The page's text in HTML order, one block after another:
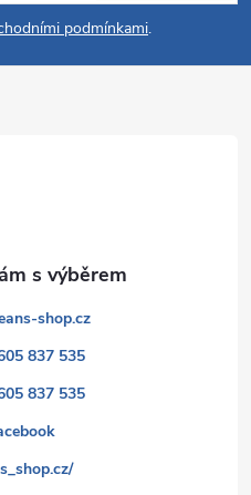
podmínkami.
shop.cz
837 535
837 535